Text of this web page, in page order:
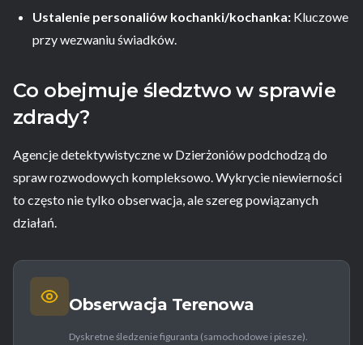
Ustalenie personaliów kochanki/kochanka: Kluczowe
przy wezwaniu świadków.
Co obejmuje śledztwo w sprawie
zdrady?
Agencje detektywistyczne w Dzierżoniów podchodzą do
spraw rozwodowych kompleksowo. Wykrycie niewierności
to często nie tylko obserwacja, ale szereg powiązanych
działań.
Obserwacja Terenowa
Dyskretne śledzenie figuranta (samochodowe i piesze).